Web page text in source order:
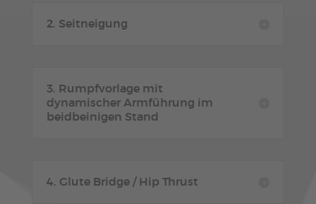
2. Seitneigung
3. Rumpfvorlage mit
dynamischer Armführung im
beidbeinigen Stand
4. Glute Bridge / Hip Thrust